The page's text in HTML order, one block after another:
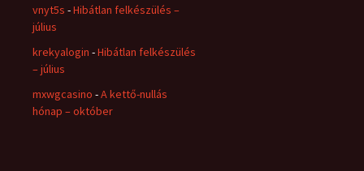
vnyt5s -Hibátlan felkészülés –
július
krekyalogin -Hibátlan felkészülés
– július
mxwgcasino -A kettő-nullás
hónap – október